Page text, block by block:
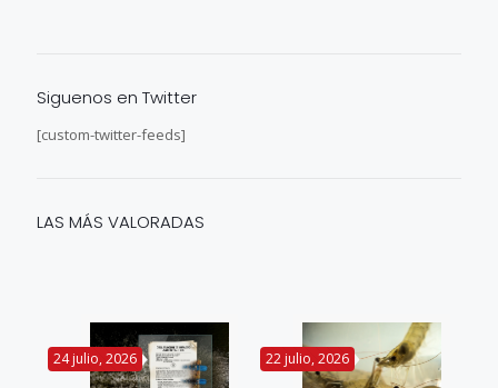
Siguenos en Twitter
[custom-twitter-feeds]
LAS MÁS VALORADAS
24 julio, 2026 22 julio, 2026